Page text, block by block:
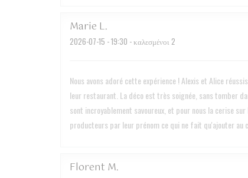
Marie L
2026-07-15 - 19:30 - καλεσμένοι 2
Nous avons adoré cette expérience ! Alexis et Alice
leur restaurant. La déco est très soignée, sans tomber
sont incroyablement savoureux, et pour nous la cerise
producteurs par leur prénom ce qui ne fait qu'ajouter au
Florent M